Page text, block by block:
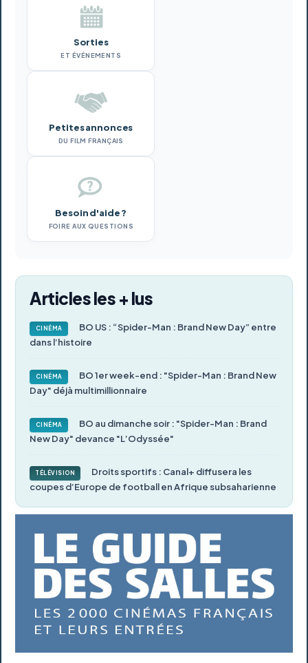
Sorties
ET ÉVÉNEMENTS
Petites annonces
DU FILM FRANÇAIS
Besoin d'aide ?
FOIRE AUX QUESTIONS
Articles les + lus
CINÉMA
BO US : “Spider-Man : Brand New Day” entre
dans l’histoire
CINÉMA
BO 1er week-end : "Spider-Man : Brand New
Day" déjà multimillionnaire
CINÉMA
BO au dimanche soir : "Spider-Man : Brand
New Day" devance "L’Odyssée"
TÉLÉVISION
Droits sportifs : Canal+ diffusera les
coupes d’Europe de football en Afrique subsaharienne